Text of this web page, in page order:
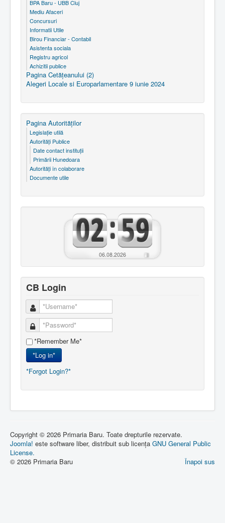
BPA Baru - UBB Cluj
Mediu Afaceri
Concursuri
Informatii Utile
Birou Financiar - Contabil
Asistenta sociala
Registru agricol
Achizitii publice
Pagina Cetăţeanului (2)
Alegeri Locale si Europarlamentare 9 iunie 2024
Pagina Autorităţilor
Legislaţie utilă
Autorităţi Publice
Date contact instituţii
Primării Hunedoara
Autorităţi în colaborare
Documente utile
06.08.2026
CB Login
*Remember Me*
*Log in*
*Forgot Login?*
Copyright © 2026 Primaria Baru. Toate drepturile rezervate.
Joomla! este software liber, distribuit sub licența GNU General Public
License.
Înapoi sus
© 2026 Primaria Baru